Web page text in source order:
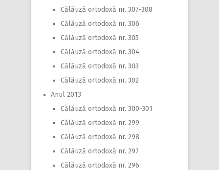
Călăuză ortodoxă nr. 307-308
Călăuză ortodoxă nr. 306
Călăuză ortodoxă nr. 305
Călăuză ortodoxă nr. 304
Călăuză ortodoxă nr. 303
Călăuză ortodoxă nr. 302
Anul 2013
Călăuză ortodoxă nr. 300-301
Călăuză ortodoxă nr. 299
Călăuză ortodoxă nr. 298
Călăuză ortodoxă nr. 297
Călăuză ortodoxă nr. 296